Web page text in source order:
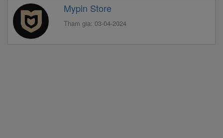
Mypin Store
Tham gia: 03-04-2024